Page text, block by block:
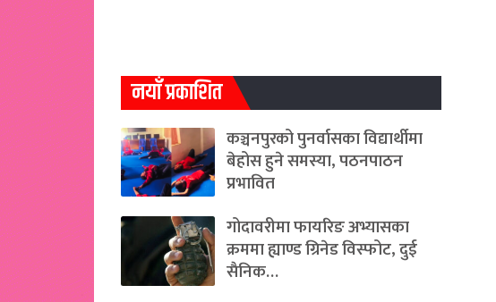
नयाँ प्रकाशित
कञ्चनपुरको पुनर्वासका विद्यार्थीमा
बेहोस हुने समस्या, पठनपाठन
प्रभावित
गोदावरीमा फायरिङ अभ्यासका
क्रममा ह्याण्ड ग्रिनेड विस्फोट, दुई
सैनिक…